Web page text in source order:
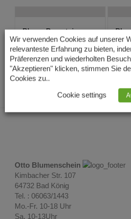
Blauer Bernstein
Anhänger in Saph...
109,00€ Lieferzeit: 3 –
5 Tage
Tage
Otto Blumenschein
Kimbacher Str. 107
64732 Bad König
Tel. : 06063/1443
Mo.-Fr. 10-18 Uhr
Sa. 10-13Uhr
Wir verwenden Cookies auf unserer
relevanteste Erfahrung zu bieten,
Präferenzen und wiederholten
"Akzeptieren" klicken, stimmen Sie
Cookies zu..
Cookie settings